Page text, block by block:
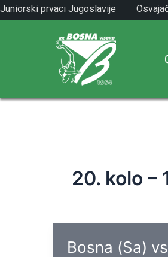
Skip
to
Juniorski prvaci Jugoslavije
1971.
1982.
20. kolo –
Bosna (Sa)